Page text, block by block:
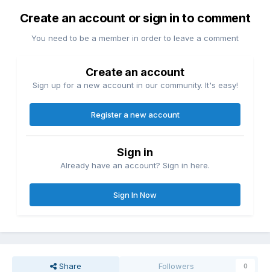
Create an account or sign in to comment
You need to be a member in order to leave a comment
Create an account
Sign up for a new account in our community. It's easy!
Register a new account
Sign in
Already have an account? Sign in here.
Sign In Now
Share Followers 0